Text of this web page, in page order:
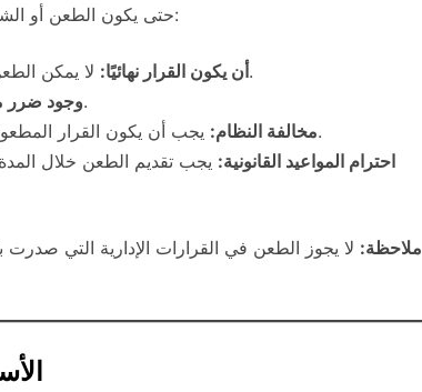
حتى يكون الطعن أو الشكوى ضد القرار الإداري مقبولًا، يجب أن تتوفر الشروط التالية:
أن يكون القرار نهائيًا:لا يمكن الطعن في قرار إداري إلا إذا كان نهائيًا وصادرًا عن جهة مختصة.
وجود ضرريجب أن يكون للقرار أثر سلبي على مقدم الشكوى.
مخالفة النظام:يجب أن يكون القرار المطعون فيه مخالفًا للقوانين أو اللوائح المعمول بها في السعودية.
احترام المواعيد القانونية: يجب تقديم الطعن خلال المدة
ملاحظة: لا يجوز الطعن في القرارات الإدارية التي صدرت